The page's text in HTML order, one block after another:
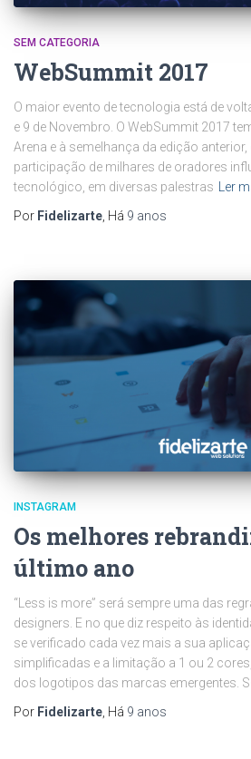
SEM CATEGORIA
WebSummit 2017
O maior evento de tecnologia está de
e 9 de Novembro. O WebSummit 2017
Arena e à semelhança da edição
participação de milhares de oradores
tecnológico, em diversas palestras Ler
Por Fidelizarte, Há 9 anos
INSTAGRAM
Os melhores
último ano
“Less is more” será sempre uma das
designers. E no que diz respeito às
se verificado cada vez mais a sua
simplificadas e a limitação a 1 ou 2
dos logotipos das marcas emergentes.
Por Fidelizarte , Há 9 anos